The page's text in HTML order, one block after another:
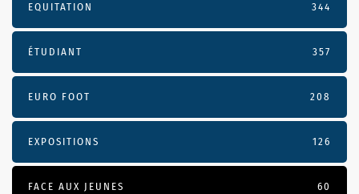
EQUITATION 344
ÉTUDIANT 357
EURO FOOT 208
EXPOSITIONS 126
FACE AUX JEUNES 60